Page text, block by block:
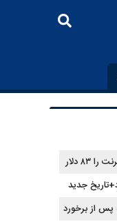
قیمت نفت صعودی ماند؛ تنش در تنگه هرمز برنت را ۸۳ دلار
جدید
پس از برخورد